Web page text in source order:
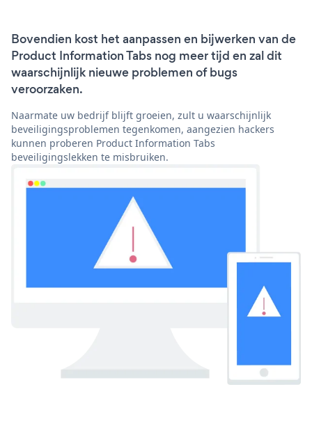
Bovendien kost het aanpassen en bijwerken van de
Product Information Tabs nog meer tijd en zal dit
waarschijnlijk nieuwe problemen of bugs
veroorzaken.
Naarmate uw bedrijf blijft groeien, zult u waarschijnlijk
beveiligingsproblemen tegenkomen, aangezien hackers
kunnen proberen Product Information Tabs
beveiligingslekken te misbruiken.